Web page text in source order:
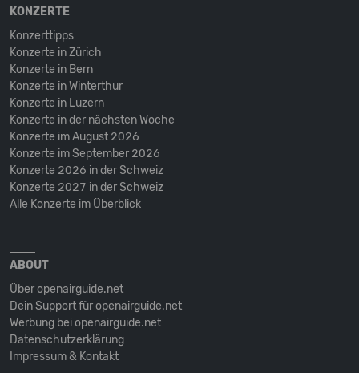
KONZERTE
Konzerttipps
Konzerte in Zürich
Konzerte in Bern
Konzerte in Winterthur
Konzerte in Luzern
Konzerte in der nächsten Woche
Konzerte im August 2026
Konzerte im September 2026
Konzerte 2026 in der Schweiz
Konzerte 2027 in der Schweiz
Alle Konzerte im Überblick
ABOUT
Über openairguide.net
Dein Support für openairguide.net
Werbung bei openairguide.net
Datenschutz­erklärung
Impressum & Kontakt